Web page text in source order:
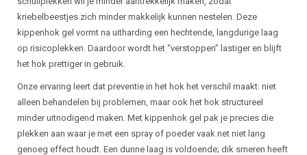
kriebelbeestjes zich minder makkelijk kunnen nestelen. Deze
kippenhok gel vormt na uitharding een hechtende, langdurige laag
op risicoplekken. Daardoor wordt het “verstoppen” lastiger en blijft
het hok prettiger in gebruik.
Onze ervaring leert dat preventie in het hok het verschil maakt: niet
alleen behandelen bij problemen, maar ook het hok structureel
minder uitnodigend maken. Met kippenhok gel pak je precies die
plekken aan waar je met een spray of poeder vaak net niet lang
genoeg effect houdt. Een dunne laag is voldoende; dik smeren heeft